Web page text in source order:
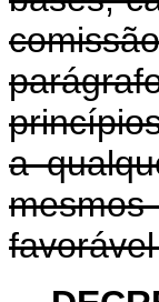
a